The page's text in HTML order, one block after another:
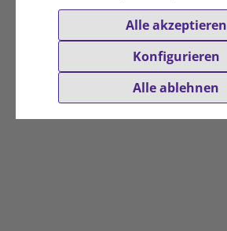
Alle akzeptieren
Konfigurieren
Alle ablehnen